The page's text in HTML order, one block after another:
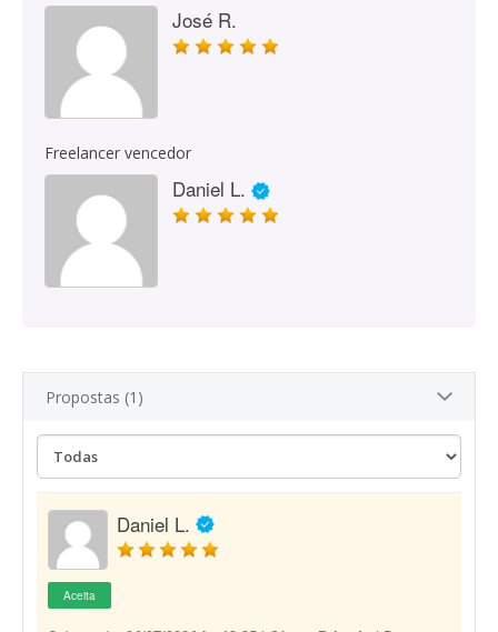
José R.
Freelancer vencedor
Daniel L.
Propostas (1)
Daniel L.
Aceita